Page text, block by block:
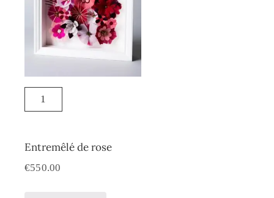
Entremêlé de rose
€550.00